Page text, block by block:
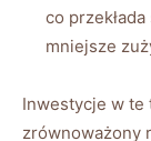
co
mniejsze
Inwestycje w
zrównoważony